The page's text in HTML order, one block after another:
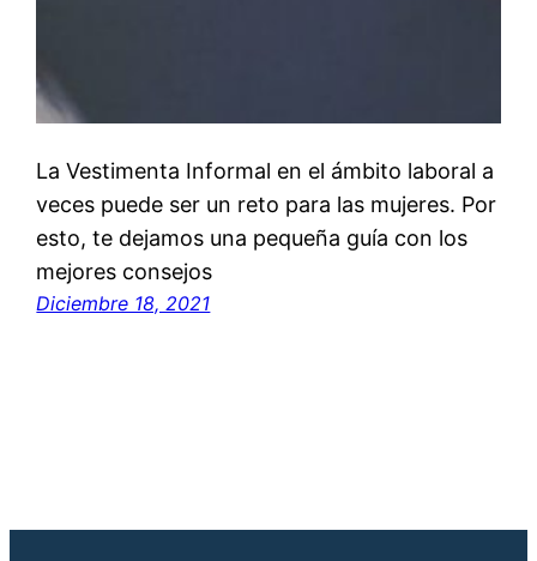
La Vestimenta Informal en el ámbito laboral a
veces puede ser un reto para las mujeres. Por
esto, te dejamos una pequeña guía con los
mejores consejos
Diciembre 18, 2021